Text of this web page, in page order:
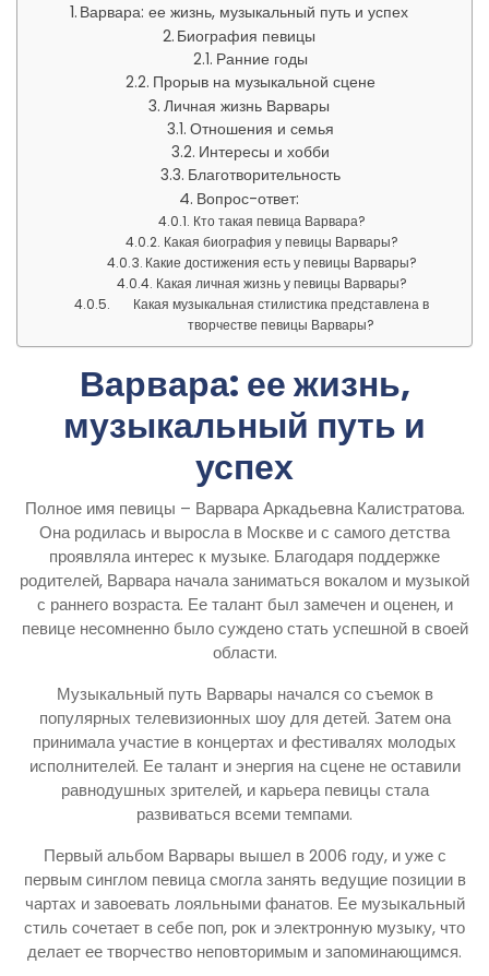
Варвара: ее жизнь, музыкальный путь и успех
Биография певицы
Ранние годы
Прорыв на музыкальной сцене
Личная жизнь Варвары
Отношения и семья
Интересы и хобби
Благотворительность
Вопрос-ответ:
Кто такая певица Варвара?
Какая биография у певицы Варвары?
Какие достижения есть у певицы Варвары?
Какая личная жизнь у певицы Варвары?
Какая музыкальная стилистика представлена в
творчестве певицы Варвары?
Варвара: ее жизнь,
музыкальный путь и
успех
Полное имя певицы – Варвара Аркадьевна Калистратова.
Она родилась и выросла в Москве и с самого детства
проявляла интерес к музыке. Благодаря поддержке
родителей, Варвара начала заниматься вокалом и музыкой
с раннего возраста. Ее талант был замечен и оценен, и
певице несомненно было суждено стать успешной в своей
области.
Музыкальный путь Варвары начался со съемок в
популярных телевизионных шоу для детей. Затем она
принимала участие в концертах и фестивалях молодых
исполнителей. Ее талант и энергия на сцене не оставили
равнодушных зрителей, и карьера певицы стала
развиваться всеми темпами.
Первый альбом Варвары вышел в 2006 году, и уже с
первым синглом певица смогла занять ведущие позиции в
чартах и завоевать лояльными фанатов. Ее музыкальный
стиль сочетает в себе поп, рок и электронную музыку, что
делает ее творчество неповторимым и запоминающимся.